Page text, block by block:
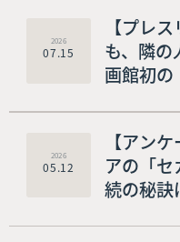
2026
07.15
【プレ
も、隣の
画館初
2026
05.12
【アン
アの「
続の秘訣